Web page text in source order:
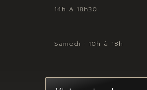
14h à 18h30
Samedi : 10h à 18h